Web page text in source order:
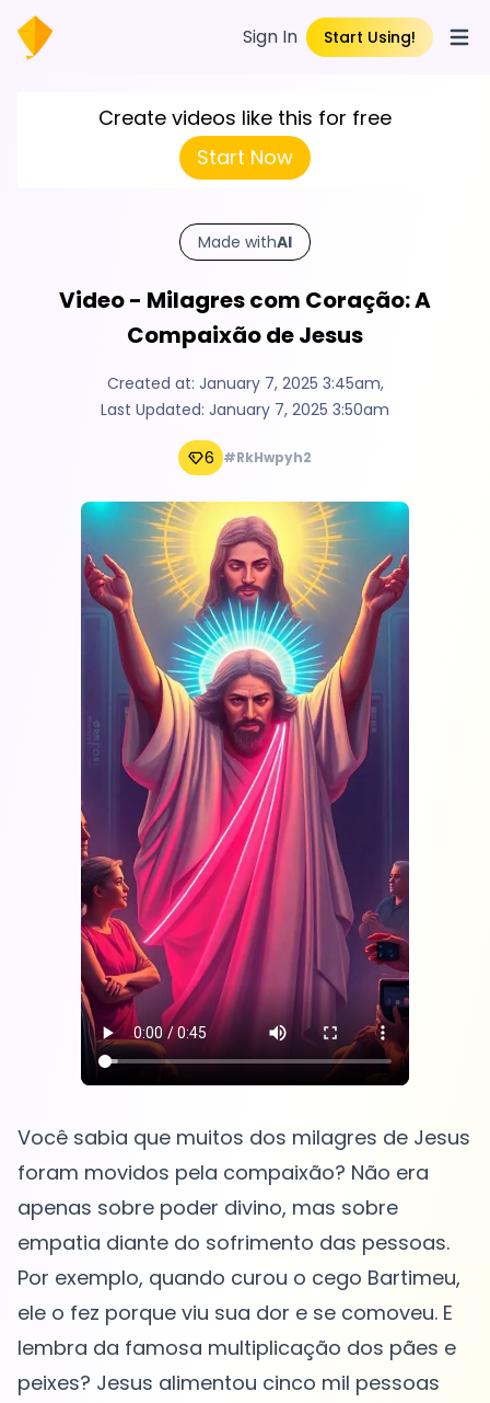
Sign In Start Using!
Create videos like this for free
Start Now
Made withAI
Video - Milagres com Coração: A
Compaixão de Jesus
Created at: January 7, 2025 3:45am,
Last Updated: January 7, 2025 3:50am
6 #RkHwpyh2
Você sabia que muitos dos milagres de Jesus
foram movidos pela compaixão? Não era
apenas sobre poder divino, mas sobre
empatia diante do sofrimento das pessoas.
Por exemplo, quando curou o cego Bartimeu,
ele o fez porque viu sua dor e se comoveu. E
lembra da famosa multiplicação dos pães e
peixes? Jesus alimentou cinco mil pessoas